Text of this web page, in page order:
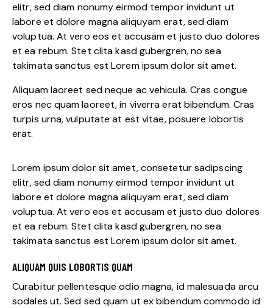
elitr, sed diam nonumy eirmod tempor invidunt ut
labore et dolore magna aliquyam erat, sed diam
voluptua. At vero eos et accusam et justo duo dolores
et ea rebum. Stet clita kasd gubergren, no sea
takimata sanctus est Lorem ipsum dolor sit amet.
Aliquam laoreet sed neque ac vehicula. Cras congue
eros nec quam laoreet, in viverra erat bibendum. Cras
turpis urna, vulputate at est vitae, posuere lobortis
erat.
Lorem ipsum dolor sit amet, consetetur sadipscing
elitr, sed diam nonumy eirmod tempor invidunt ut
labore et dolore magna aliquyam erat, sed diam
voluptua. At vero eos et accusam et justo duo dolores
et ea rebum. Stet clita kasd gubergren, no sea
takimata sanctus est Lorem ipsum dolor sit amet.
ALIQUAM QUIS LOBORTIS QUAM
Curabitur pellentesque odio magna, id malesuada arcu
sodales ut. Sed sed quam ut ex bibendum commodo id